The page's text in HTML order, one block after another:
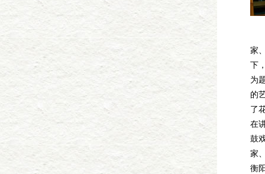
家
下
为
的
了
在
鼓
家
衡